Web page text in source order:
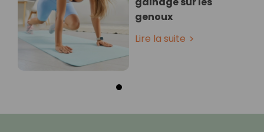
genoux
Lire la suite